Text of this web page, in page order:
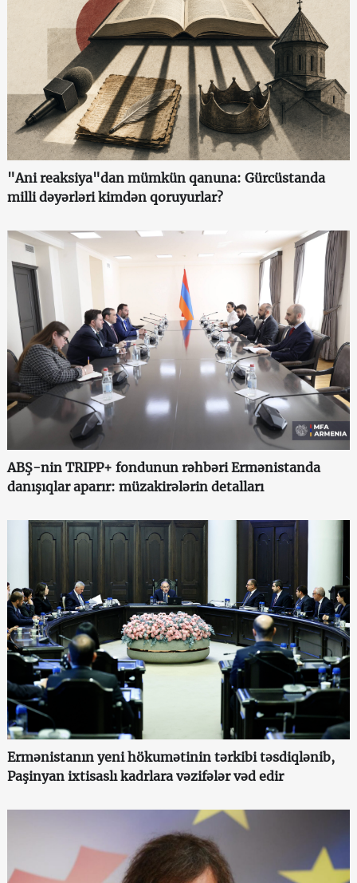
"Ani reaksiya"dan mümkün qanuna: Gürcüstanda
milli dəyərləri kimdən qoruyurlar?
ABŞ-nin TRIPP+ fondunun rəhbəri Ermənistanda
danışıqlar aparır: müzakirələrin detalları
Ermənistanın yeni hökumətinin tərkibi təsdiqlənib,
Paşinyan ixtisaslı kadrlara vəzifələr vəd edir